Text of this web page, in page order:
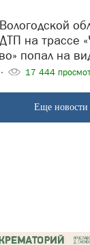
на трассе
попал на
17 444
Еще новости